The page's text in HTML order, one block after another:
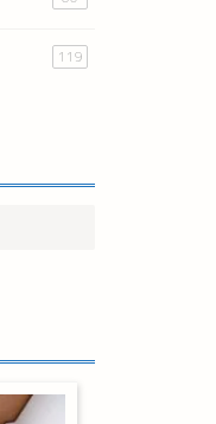
119